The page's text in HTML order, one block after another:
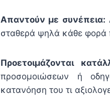
Απαντούν με συνέπεια:
σταθερά ψηλά κάθε φορά
Προετοιμάζονται
προσομοιώσεων ή
κατανόηση του τι